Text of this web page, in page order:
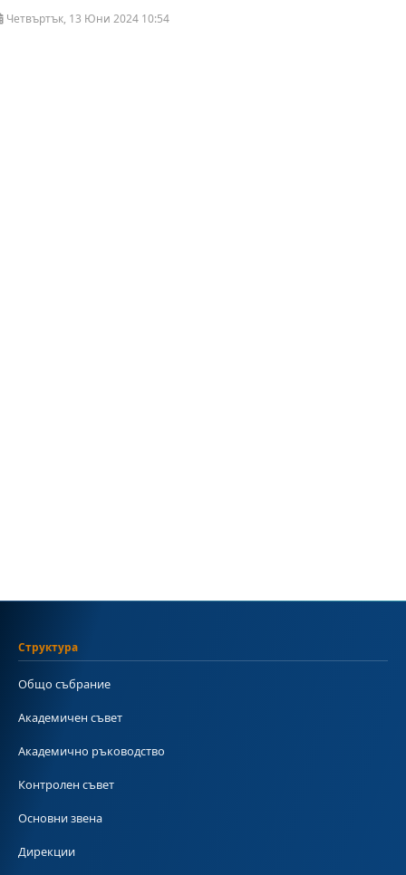
Четвъртък, 13 Юни 2024 10:54
Структура
Общо събрание
Академичен съвет
Академично ръководство
Контролен съвет
Основни звена
Дирекции